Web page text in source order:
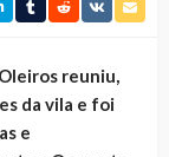
reuniu,
da vila e foi
e